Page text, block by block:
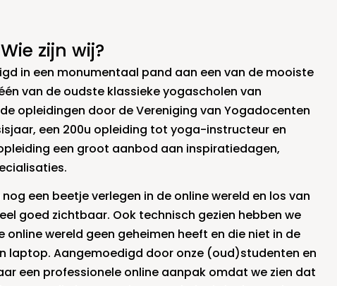
Wie zijn wij?
in een monumentaal pand aan een van de mooiste
van de oudste klassieke yogascholen van
opleidingen door de Vereniging van Yogadocenten
een 200u opleiding tot yoga-instructeur en
een groot aanbod aan inspiratiedagen,
een beetje verlegen in de online wereld en los van
goed zichtbaar. Ook technisch gezien hebben we
wereld geen geheimen heeft en die niet in de
laptop. Aangemoedigd door onze (oud)studenten en
een professionele online aanpak omdat we zien dat